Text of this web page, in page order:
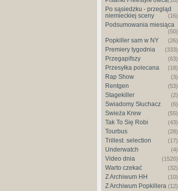
Po sąsiedzku - przegląd
niemieckiej sceny
(16)
Podsumowania miesiąca
(50)
Popkiller sam w NY (26)
Premiery tygodnia (333)
Przegapifszy (63)
Przesyłka polecana (18)
Rap Show (3)
Rentgen (53)
Stagekiller (2)
Świadomy Słuchacz (6)
Świeża Krew (55)
Tak To Się Robi (43)
Tourbus (28)
Trillest. selection (17)
Underwatch (4)
Video dnia (1520)
Warto czekać (32)
Z Archiwum HH (10)
Z Archiwum Popkillera (12)